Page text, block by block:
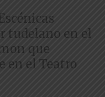
tudelano en el
que
en el Teatro